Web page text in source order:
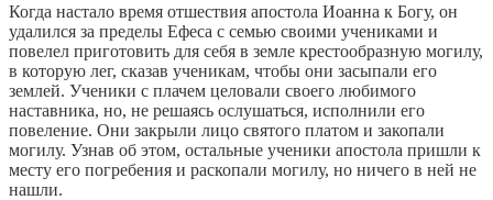
Когда настало время отшествия апостола Иоанна к Богу, он
удалился за пределы Ефеса с семью своими учениками и
повелел приготовить для себя в земле крестообразную могилу,
в которую лег, сказав ученикам, чтобы они засыпали его
землей. Ученики с плачем целовали своего любимого
наставника, но, не решаясь ослушаться, исполнили его
повеление. Они закрыли лицо святого платом и закопали
могилу. Узнав об этом, остальные ученики апостола пришли к
месту его погребения и раскопали могилу, но ничего в ней не
нашли.